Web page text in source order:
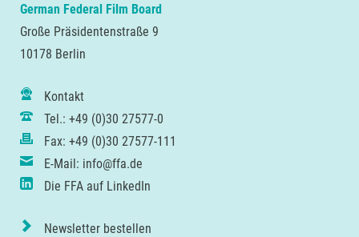
German Federal Film Board
Große Präsidentenstraße 9
10178 Berlin
Kontakt
Tel.: +49 (0)30 27577-0
Fax: +49 (0)30 27577-111
E-Mail: info@ffa.de
Die FFA auf LinkedIn
Newsletter bestellen